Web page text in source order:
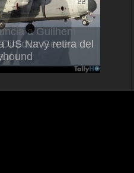
US Navy retira del
a Guilhem
General